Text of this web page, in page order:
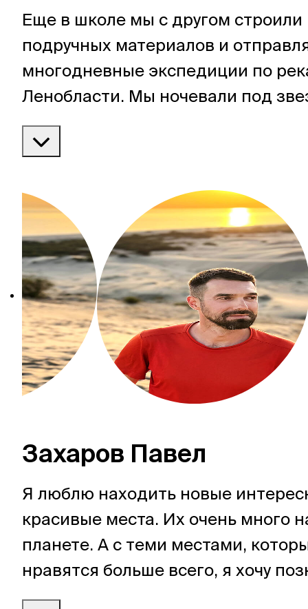
Еще в школе мы с другом строили
подручных материалов и
многодневные экспедиции по
Ленобласти. Мы ночевали под
ловили рыбу, готовили на костре и
наслаждались природой.
Захаров Павел
Я люблю находить новые
красивые места. Их очень много
планете. А с теми местами,
нравятся больше всего, я хочу
и других людей. Это особое